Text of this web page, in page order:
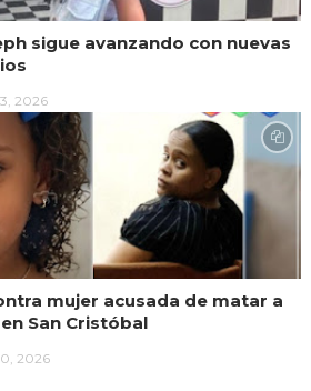
sigue avanzando con nuevas
2026
mujer acusada de matar a
San Cristóbal
2026